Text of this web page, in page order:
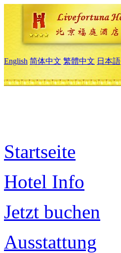
English 简体中文 繁體中文 日本語
Startseite
Hotel Info
Jetzt buchen
Ausstattung